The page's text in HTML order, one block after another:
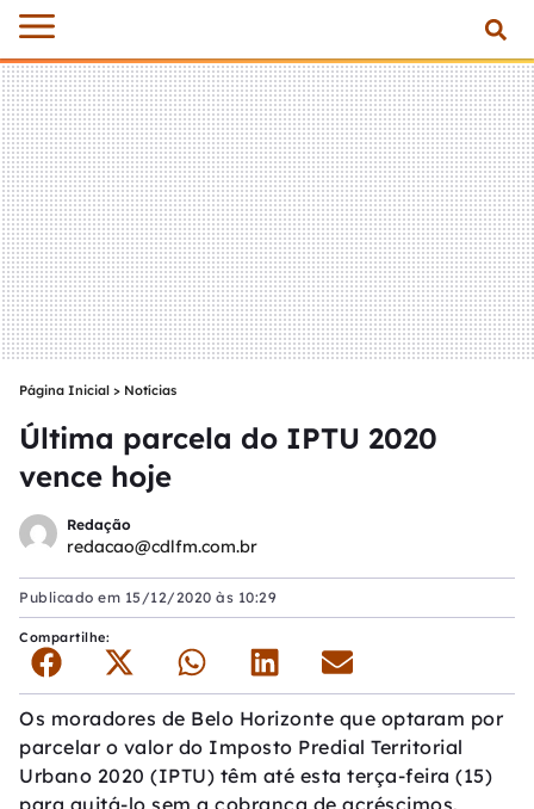
Página Inicial > Notícias
Última parcela do IPTU 2020
vence hoje
Redação
redacao@cdlfm.com.br
Publicado em 15/12/2020 às 10:29
Compartilhe:
Os moradores de Belo Horizonte que optaram por
parcelar o valor do Imposto Predial Territorial
Urbano 2020 (IPTU) têm até esta terça-feira (15)
para quitá-lo sem a cobrança de acréscimos.